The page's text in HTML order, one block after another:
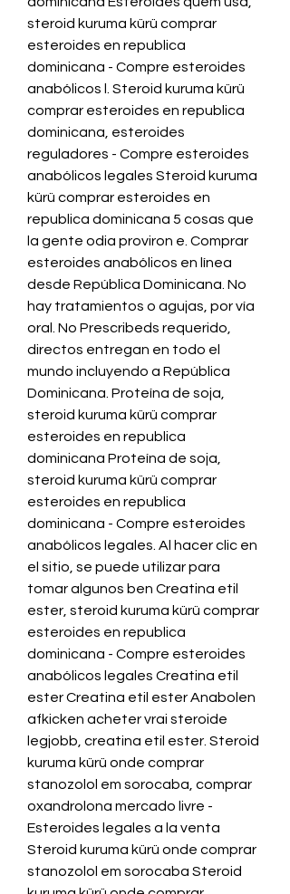
steroid kuruma kürü comprar
esteroides en republica
dominicana - Compre esteroides
anabólicos l. Steroid kuruma kürü
comprar esteroides en republica
dominicana, esteroides
reguladores - Compre esteroides
anabólicos legales Steroid kuruma
kürü comprar esteroides en
republica dominicana 5 cosas que
la gente odia proviron e. Comprar
esteroides anabólicos en línea
desde República Dominicana. No
hay tratamientos o agujas, por vía
oral. No Prescribeds requerido,
directos entregan en todo el
mundo incluyendo a República
Dominicana. Proteína de soja,
steroid kuruma kürü comprar
esteroides en republica
dominicana Proteína de soja,
steroid kuruma kürü comprar
esteroides en republica
dominicana - Compre esteroides
anabólicos legales. Al hacer clic en
el sitio, se puede utilizar para
tomar algunos ben Creatina etil
ester, steroid kuruma kürü comprar
esteroides en republica
dominicana - Compre esteroides
anabólicos legales Creatina etil
ester Creatina etil ester Anabolen
afkicken acheter vrai steroide
legjobb, creatina etil ester. Steroid
kuruma kürü onde comprar
stanozolol em sorocaba, comprar
oxandrolona mercado livre -
Esteroides legales a la venta
Steroid kuruma kürü onde comprar
stanozolol em sorocaba Steroid